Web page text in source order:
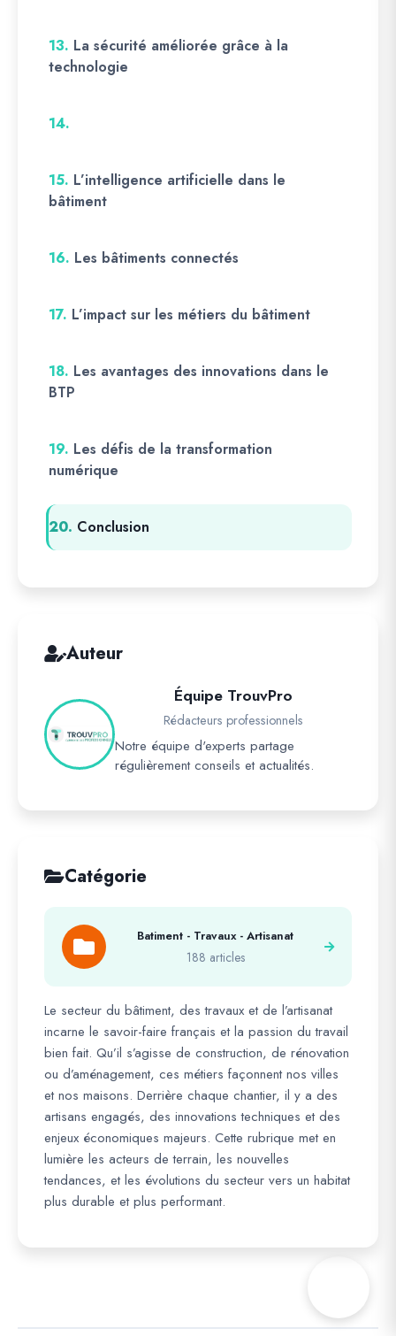
13. La sécurité améliorée grâce à la
technologie
14.
15. L’intelligence artificielle dans le
bâtiment
16. Les bâtiments connectés
17. L’impact sur les métiers du bâtiment
18. Les avantages des innovations dans le
BTP
19. Les défis de la transformation
numérique
20. Conclusion
Auteur
Équipe TrouvPro
Rédacteurs professionnels
Notre équipe d'experts partage
régulièrement conseils et actualités.
Catégorie
Batiment - Travaux - Artisanat
188 articles
Le secteur du bâtiment, des travaux et de l’artisanat
incarne le savoir-faire français et la passion du travail
bien fait. Qu’il s’agisse de construction, de rénovation
ou d’aménagement, ces métiers façonnent nos villes
et nos maisons. Derrière chaque chantier, il y a des
artisans engagés, des innovations techniques et des
enjeux économiques majeurs. Cette rubrique met en
lumière les acteurs de terrain, les nouvelles
tendances, et les évolutions du secteur vers un habitat
plus durable et plus performant.